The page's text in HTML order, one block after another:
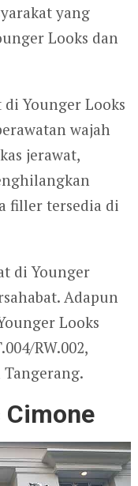
yang
Looks dan
Younger Looks
wajah
jerawat,
filler tersedia di
di Younger
Adapun
Looks
RW.002,
Tangerang.
Cimone